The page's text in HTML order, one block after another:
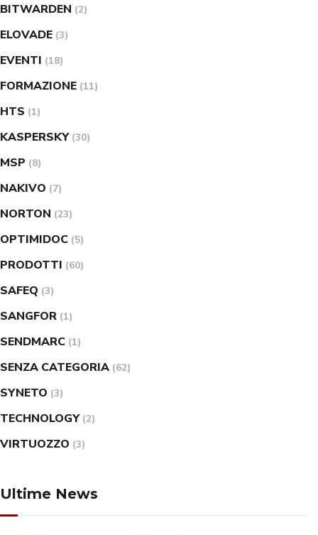
BITWARDEN (2)
ELOVADE (3)
EVENTI (18)
FORMAZIONE (11)
HTS (1)
KASPERSKY (30)
MSP (8)
NAKIVO (7)
NORTON (23)
OPTIMIDOC (5)
PRODOTTI (60)
SAFEQ (3)
SANGFOR (1)
SENDMARC (1)
SENZA CATEGORIA (62)
SYNETO (3)
TECHNOLOGY (2)
VIRTUOZZO (3)
Ultime News